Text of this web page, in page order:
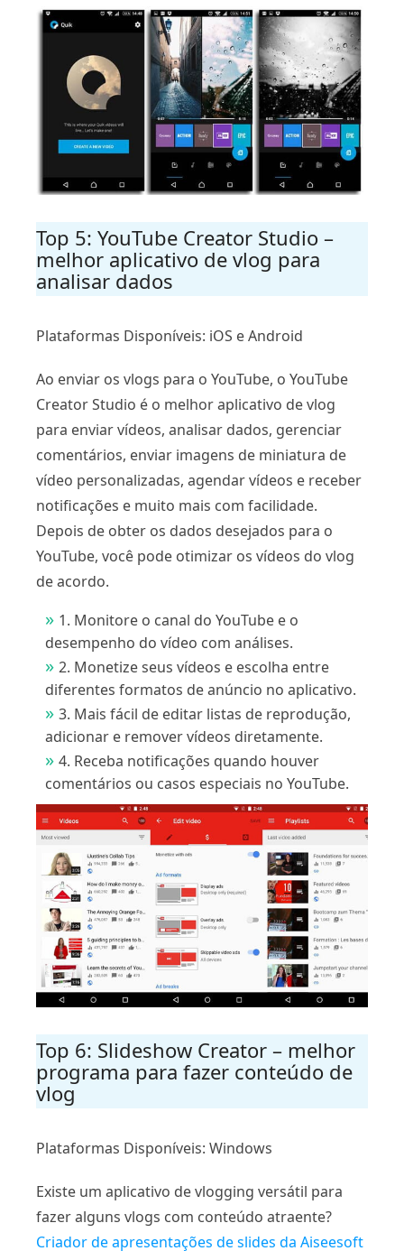
Top 5: YouTube Creator Studio –
melhor aplicativo de vlog para
analisar dados
Plataformas Disponíveis: iOS e Android
Ao enviar os vlogs para o YouTube, o YouTube
Creator Studio é o melhor aplicativo de vlog
para enviar vídeos, analisar dados, gerenciar
comentários, enviar imagens de miniatura de
vídeo personalizadas, agendar vídeos e receber
notificações e muito mais com facilidade.
Depois de obter os dados desejados para o
YouTube, você pode otimizar os vídeos do vlog
de acordo.
1. Monitore o canal do YouTube e o
desempenho do vídeo com análises.
2. Monetize seus vídeos e escolha entre
diferentes formatos de anúncio no aplicativo.
3. Mais fácil de editar listas de reprodução,
adicionar e remover vídeos diretamente.
4. Receba notificações quando houver
comentários ou casos especiais no YouTube.
Top 6: Slideshow Creator – melhor
programa para fazer conteúdo de
vlog
Plataformas Disponíveis: Windows
Existe um aplicativo de vlogging versátil para
fazer alguns vlogs com conteúdo atraente?
Criador de apresentações de slides da Aiseesoft